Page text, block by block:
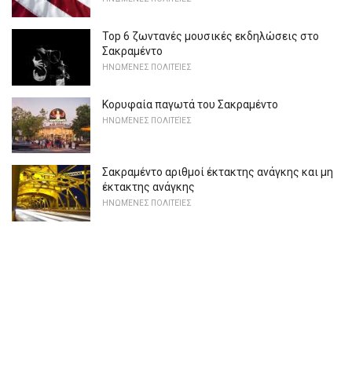
Top 6 ζωντανές μουσικές εκδηλώσεις στο
Σακραμέντο
ΗΝΩΜΈΝΕΣ ΠΟΛΙΤΕΊΕΣ
Κορυφαία παγωτά του Σακραμέντο
ΗΝΩΜΈΝΕΣ ΠΟΛΙΤΕΊΕΣ
Σακραμέντο αριθμοί έκτακτης ανάγκης και μη
έκτακτης ανάγκης
ΗΝΩΜΈΝΕΣ ΠΟΛΙΤΕΊΕΣ